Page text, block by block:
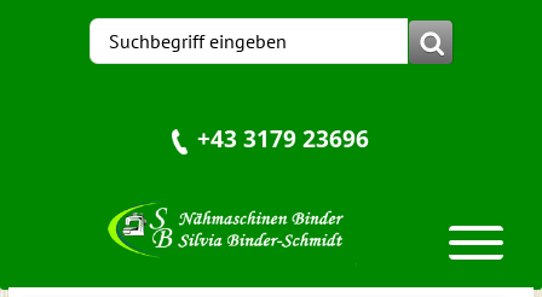
+43 3179 23696